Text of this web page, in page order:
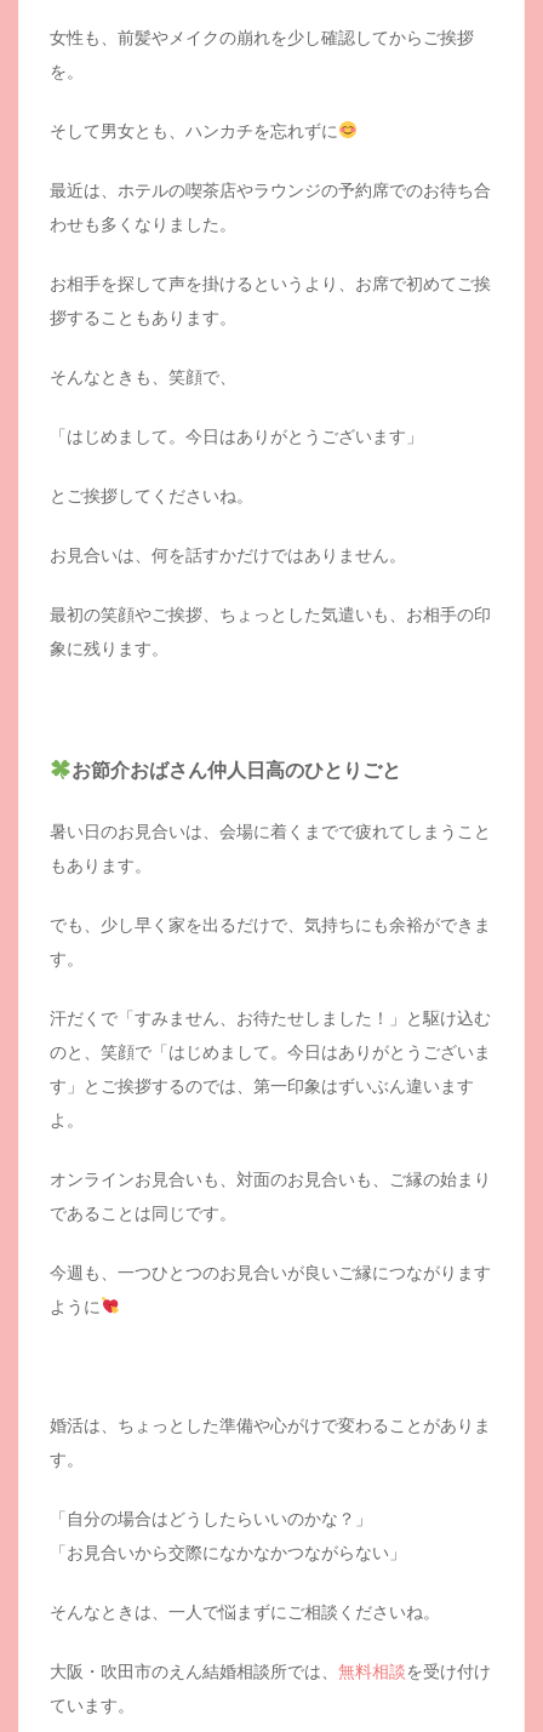
女性も、前髪やメイクの崩れを少し確認してからご挨拶
を。
そして男女とも、ハンカチを忘れずに
最近は、ホテルの喫茶店やラウンジの予約席でのお待ち合
わせも多くなりました。
お相手を探して声を掛けるというより、お席で初めてご挨
拶することもあります。
そんなときも、笑顔で、
「はじめまして。今日はありがとうございます」
とご挨拶してくださいね。
お見合いは、何を話すかだけではありません。
最初の笑顔やご挨拶、ちょっとした気遣いも、お相手の印
象に残ります。
お節介おばさん仲人日高のひとりごと
暑い日のお見合いは、会場に着くまでで疲れてしまうこと
もあります。
でも、少し早く家を出るだけで、気持ちにも余裕ができま
す。
汗だくで「すみません、お待たせしました！」と駆け込む
のと、笑顔で「はじめまして。今日はありがとうございま
す」とご挨拶するのでは、第一印象はずいぶん違います
よ。
オンラインお見合いも、対面のお見合いも、ご縁の始まり
であることは同じです。
今週も、一つひとつのお見合いが良いご縁につながります
ように
婚活は、ちょっとした準備や心がけで変わることがありま
す。
「自分の場合はどうしたらいいのかな？」
「お見合いから交際になかなかつながらない」
そんなときは、一人で悩まずにご相談くださいね。
大阪・吹田市のえん結婚相談所では、 無料相談を受け付け
ています。